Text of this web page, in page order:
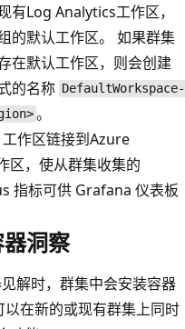
有Log Analytics工作区，
的默认工作区。 如果群集
在默认工作区，则会创建
的名称 DefaultWorkspace-
。
作区链接到Azure
区，使从群集收集的
指标可供 Grafana 仪表板
洞察
解时，群集中会安装容器
以在新的或现有群集上同时